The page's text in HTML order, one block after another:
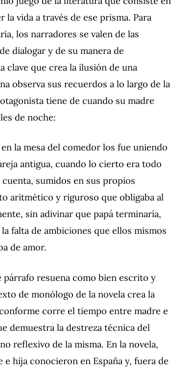
vida a través de ese prisma. Para
los narradores se valen de las
dialogar y de su manera de
clave que crea la ilusión de una
observa sus recuerdos a lo largo de la
tiene de cuando su madre
de noche:
la mesa del comedor los fue uniendo
antigua, cuando lo cierto era todo
sumidos en sus propios
aritmético y riguroso que obligaba al
sin adivinar que papá terminaría,
falta de ambiciones que ellos mismos
de amor.
resuena como bien escrito y
de monólogo de la novela crea la
corre el tiempo entre madre e
demuestra la destreza técnica del
reflexivo de la misma. En la novela,
hija conocieron en España y, fuera de